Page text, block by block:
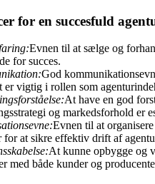
for en succesfuld
Evnen til at sælge og
for succes.
God
er vigtig i rollen som
At have en god
og markedsforhold er
Evnen til at
for at sikre effektiv drift af
At kunne opbygge og
med både kunder og